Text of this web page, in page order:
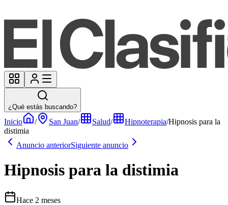
¿Qué estás buscando?
Inicio / San Juan/ Salud/ Hipnoterapia/Hipnosis para la
distimia
Anuncio anteriorSiguiente anuncio
Hipnosis para la distimia
Hace 2 meses